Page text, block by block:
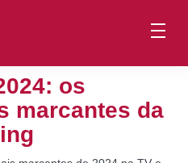
os
marcantes da